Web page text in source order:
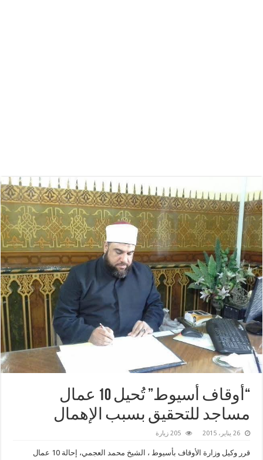
“أوقاف أسيوط” تُحيل 10 عمال
مساجد للتحقيق بسبب الإهمال
26 يناير، 2015 205 زيارة
قرر وكيل وزارة الأوقاف بأسيوط ، الشيخ محمد العجمي، إحالة 10 عمال